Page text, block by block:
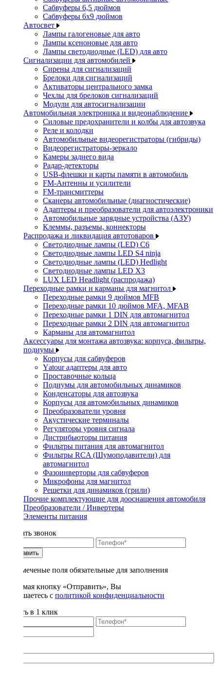
Сабвуферы 6,5 дюймов
Сабвуферы 6x9 дюймов
Автосвет
Лампы галогеновые для авто
Лампы ксеноновые для авто
Лампы светодиодные (LED) для авто
Сигнализации для автомобилей
Сирены для сигнализаций
Брелоки для сигнализаций
Активаторы центрального замка
Чехлы для брелоков сигнализаций
Модули для автосигнализации
Автомобильная электроника и видеонаблюдение
Силовые предохранители и колбы для автозвука
Реле и колодки
Автомобильные видеорегистраторы (гибриды)
Видеорегистраторы-зеркало
Камеры заднего вида
Радар-детекторы
USB-флешки и карты памяти в автомобиль
FM-Антенны и усилители
FM-трансмиттеры
Сканеры автомобильные (диагностические)
Адаптеры и преобразователи для автоэлектроники
Автомобильные зарядные устройства (АЗУ)
Клеммы, разъемы, коннекторы
Распродажа и ликвидация автотоваров
Светодиодные лампы (LED) C6
Светодиодные лампы LED S4 ninja
Светодиодные лампы (LED) Hedlight
Светодиодные лампы LED X3
LUX LED Headlight (распродажа)
Переходные рамки и карманы для магнитол
Переходные рамки 9 дюймов MFB
Переходные рамки 10 дюймов MFA, MFAB
Переходные рамки 1 DIN для автомагнитол
Переходные рамки 2 DIN для автомагнитол
Карманы для автомагнитол
Аксессуары для монтажа автозвука: корпуса, фильтры,
подиумы
Корпусы для сабвуферов
Yаtour адаптеры для авто
Проставочные кольца
Подиумы для автомобильных динамиков
Конденсаторы для автозвука
Корпусы для автомобильных динамиков
Преобразователи уровня
Акустические терминалы
Регуляторы уровня сигнала
Дистрибьюторы питания
Фильтры питания для автомагнитол
Фильтры RCA (Шумоподавители) для
автомагнитол
Фазоинверторы для сабвуферов
Микрофоны для магнитол
Решетки для динамиков (грили)
Прочие комплектующие для дооснащения автомобиля
Преобразователи / Инвертеры
Элементы питания
Заказать звонок
Отправить
* - отмеченые поля обязательные для заполнения
Нажимая кнопку «Отправить», Вы
соглашаетесь с политикой конфиденциальности
Купить в 1 клик